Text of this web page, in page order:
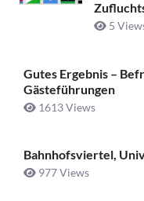
5
Gutes Ergebnis –
Gästeführungen
1613 Views
Bahnhofsviertel,
977 Views